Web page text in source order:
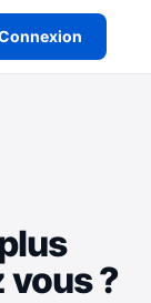
vous ?